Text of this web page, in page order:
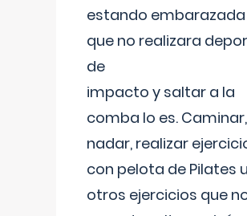
estando embarazada
que no realizara
de
impacto y saltar a la
comba lo es. Caminar,
nadar, realizar
con pelota de Pilates u
otros ejercicios que